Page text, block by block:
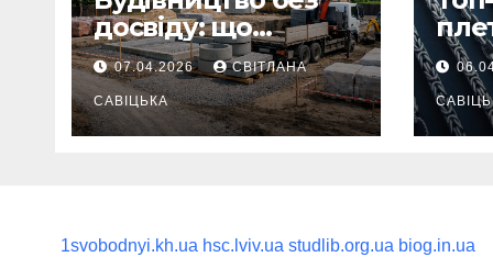
досвіду: що
потрібно
продумати до
першої доставки
на ділянку
07.04.2026 СВІТЛАНА
САВІЦЬКА
1svobodnyi.kh.ua hsc.lviv.ua studlib.org.ua biog.in.ua